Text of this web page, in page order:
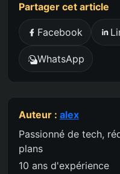
Partager cet article
Facebook
WhatsApp
Auteur : alex
Passionné de tech,
plans
10 ans d'expérience